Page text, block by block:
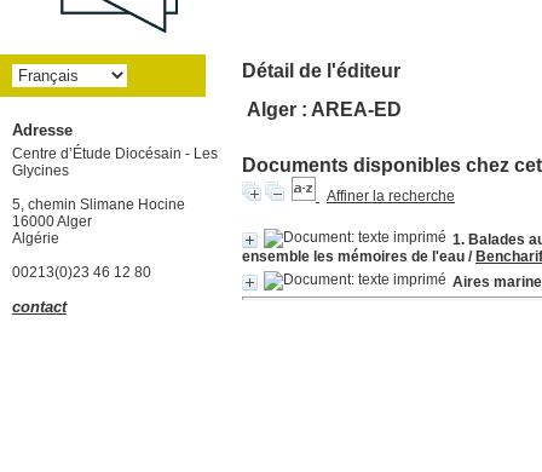
Détail de l'éditeur
Alger : AREA-ED
Documents disponibles chez
Affiner la recherche
1. Balades
ensemble les mémoires de l'eau /
Aires
Adresse
Centre d’Étude Diocésain - Les
Glycines
5, chemin Slimane Hocine
16000 Alger
Algérie
00213(0)23 46 12 80
contact